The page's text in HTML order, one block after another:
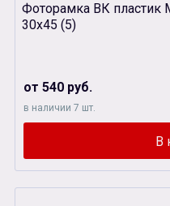
Фоторамка ВК пластик
30х45 (5)
от 540 руб.
в наличии 7 шт.